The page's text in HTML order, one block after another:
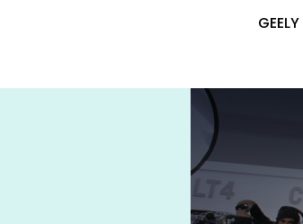
GEELY